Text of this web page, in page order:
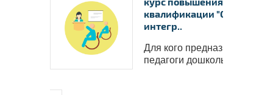
квалификации "Сенсорная
интегр..
Для кого предназначен курс:
педагоги дошкольных ..